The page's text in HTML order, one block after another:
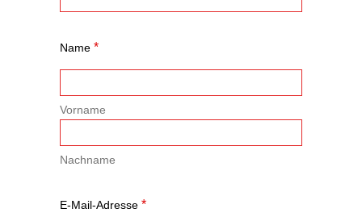
Name *
Vorname
Nachname
E-Mail-Adresse *